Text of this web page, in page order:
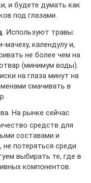
и будете думать как
под глазами.
. Используют травы:
календулу и,
не более чем на
(минимум воды).
на глаза минут на
смачивать в
На рынке сейчас
средств для
составами и
не потеряться среди
выбирать те, где в
компонентов.